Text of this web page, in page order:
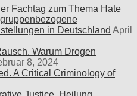
Fachtag zum Thema Hate
in Deutschland April
Warum Drogen
8, 2024
A Critical Criminology of